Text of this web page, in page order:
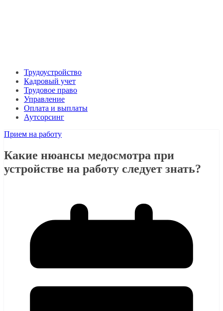
Трудоустройство
Кадровый учет
Трудовое право
Управление
Оплата и выплаты
Аутсорсинг
Прием на работу
Какие нюансы медосмотра при
устройстве на работу следует знать?